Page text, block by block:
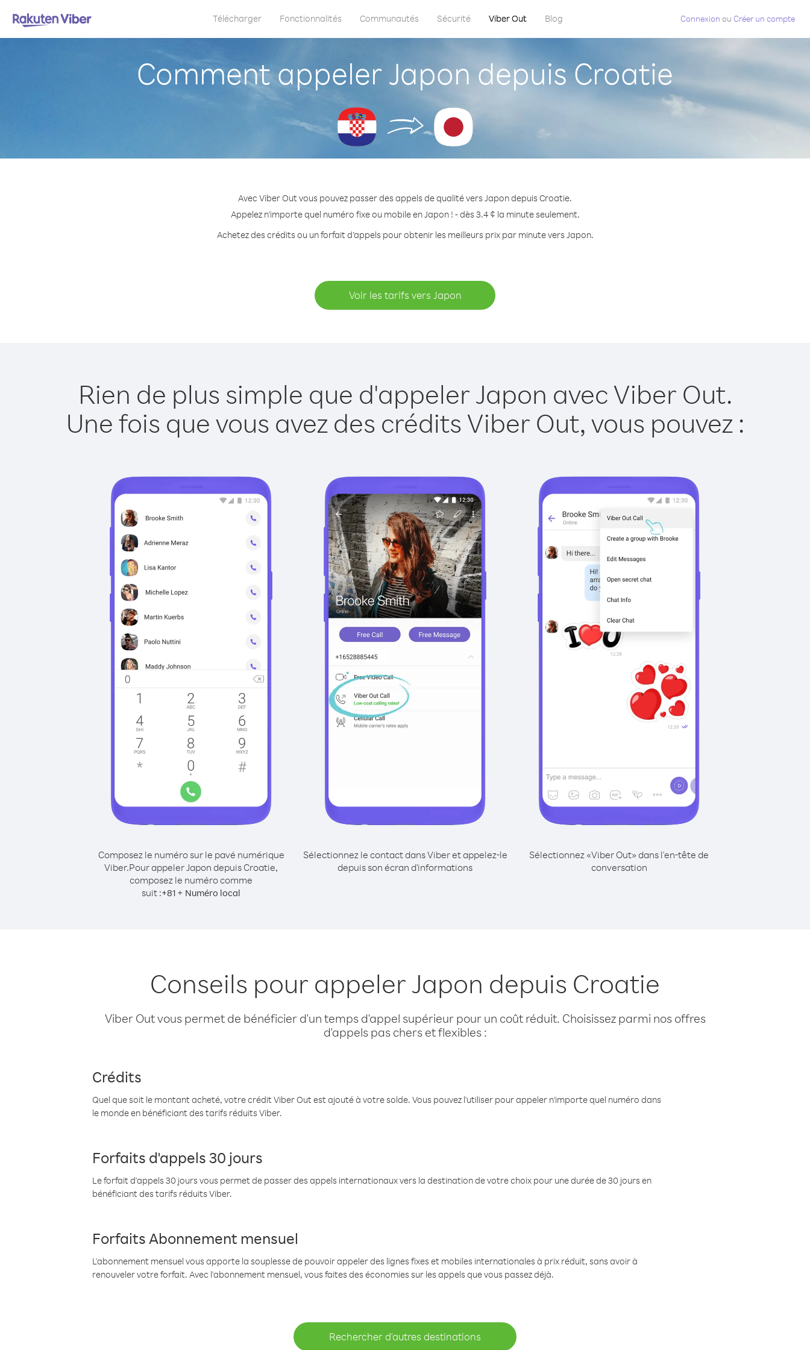
Télécharger Fonctionnalités Communautés Sécurité Viber Out Blog Connexion ou Créer un compte
Comment appeler Japon depuis Croatie
Avec Viber Out vous pouvez passer des appels de qualité vers Japon depuis Croatie.
Appelez n'importe quel numéro fixe ou mobile en Japon ! - dès 3.4 ¢ la minute seulement.
Achetez des crédits ou un forfait d’appels pour obtenir les meilleurs prix par minute vers Japon.
Voir les tarifs vers Japon
Rien de plus simple que d'appeler Japon avec Viber Out.
Une fois que vous avez des crédits Viber Out, vous pouvez :
Composez le numéro sur le pavé numérique
Viber.Pour appeler Japon depuis Croatie,
composez le numéro comme
suit :+81 + Numéro local
Sélectionnez le contact dans Viber et appelez-le
depuis son écran d'informations
Sélectionnez «Viber Out» dans l'en-tête de
conversation
Conseils pour appeler Japon depuis Croatie
Viber Out vous permet de bénéficier d'un temps d'appel supérieur pour un coût réduit. Choisissez parmi nos offres
d'appels pas chers et flexibles :
Crédits
Quel que soit le montant acheté, votre crédit Viber Out est ajouté à votre solde. Vous pouvez l'utiliser pour appeler n'importe quel numéro dans
le monde en bénéficiant des tarifs réduits Viber.
Forfaits d'appels 30 jours
Le forfait d'appels 30 jours vous permet de passer des appels internationaux vers la destination de votre choix pour une durée de 30 jours en
bénéficiant des tarifs réduits Viber.
Forfaits Abonnement mensuel
L'abonnement mensuel vous apporte la souplesse de pouvoir appeler des lignes fixes et mobiles internationales à prix réduit, sans avoir à
renouveler votre forfait. Avec l'abonnement mensuel, vous faites des économies sur les appels que vous passez déjà.
Rechercher d'autres destinations